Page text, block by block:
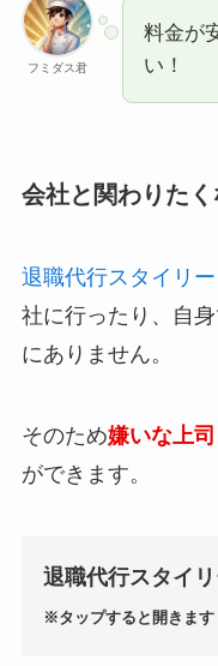
フミダス君
料金が
い！
会社と関わりた
退職代行スタイリー
社に行ったり、自
にありません。
そのため嫌いな上
ができます。
退職代行スタイ
※タップすると開きます